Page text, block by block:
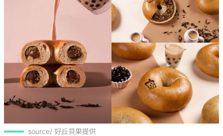
source/ 好丘貝果提供